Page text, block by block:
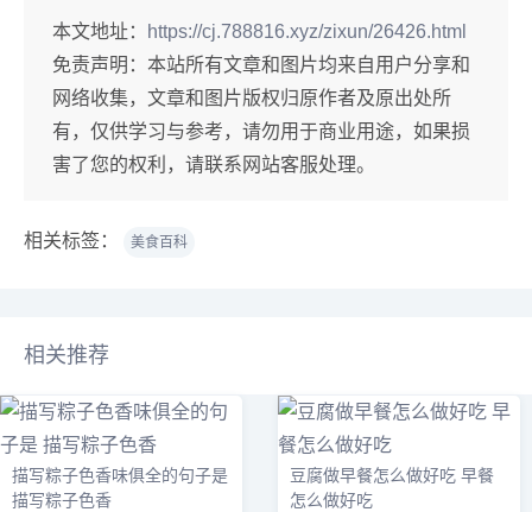
本文地址：
https://cj.788816.xyz/zixun/26426.html
免责声明： 本站所有文章和图片均来自用户分享和
网络收集，文章和图片版权归原作者及原出处所
有，仅供学习与参考，请勿用于商业用途，如果损
害了您的权利，请联系网站客服处理。
相关标签： 美食百科
相关推荐
描写粽子色香味俱全的句子是
描写粽子色香
豆腐做早餐怎么做好吃 早餐
怎么做好吃